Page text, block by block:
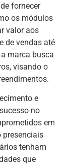
fornecer
os módulos
valor aos
de vendas até
marca busca
visando o
e
no
em
presenciais
tenham
que